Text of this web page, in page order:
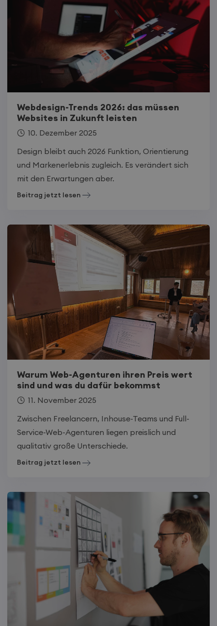
Webdesign-Trends 2026: das müssen
Websites in Zukunft leisten
10. Dezember 2025
Design bleibt auch 2026 Funktion, Orientierung
und Markenerlebnis zugleich. Es verändert sich
mit den Erwartungen aber.
Beitrag jetzt lesen
Warum Web-Agenturen ihren Preis wert
sind und was du dafür bekommst
11. November 2025
Zwischen Freelancern, Inhouse-Teams und Full-
Service-Web-Agenturen liegen preislich und
qualitativ große Unterschiede.
Beitrag jetzt lesen